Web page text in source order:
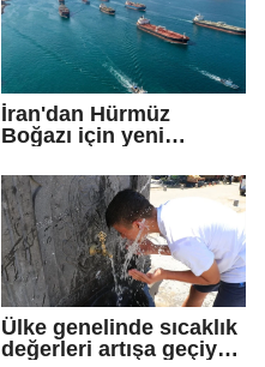
İran'dan Hürmüz
Boğazı için yeni
Ülke genelinde sıcaklık
değerleri artışa geçiyor: